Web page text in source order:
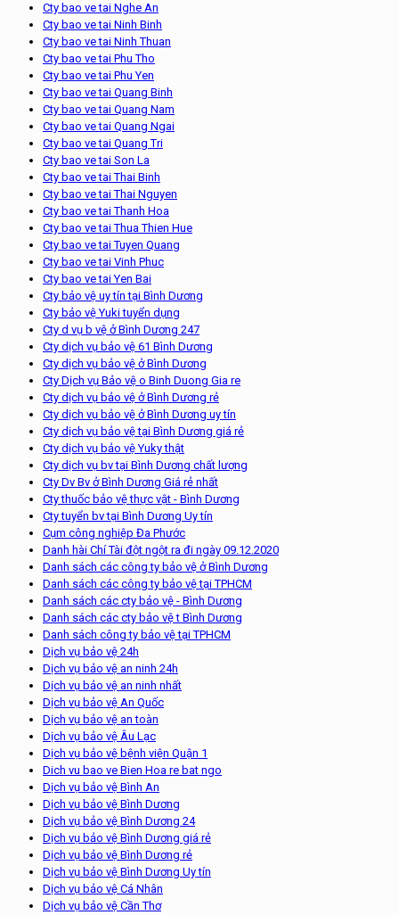
Cty bao ve tai Nghe An
Cty bao ve tai Ninh Binh
Cty bao ve tai Ninh Thuan
Cty bao ve tai Phu Tho
Cty bao ve tai Phu Yen
Cty bao ve tai Quang Binh
Cty bao ve tai Quang Nam
Cty bao ve tai Quang Ngai
Cty bao ve tai Quang Tri
Cty bao ve tai Son La
Cty bao ve tai Thai Binh
Cty bao ve tai Thai Nguyen
Cty bao ve tai Thanh Hoa
Cty bao ve tai Thua Thien Hue
Cty bao ve tai Tuyen Quang
Cty bao ve tai Vinh Phuc
Cty bao ve tai Yen Bai
Cty bảo vệ uy tín tại Bình Dương
Cty bảo vệ Yuki tuyển dụng
Cty d vụ b vệ ở Bình Dương 247
Cty dịch vụ bảo vệ 61 Bình Dương
Cty dịch vụ bảo vệ ở Bình Dương
Cty Dịch vụ Bảo vệ o Binh Duong Gia re
Cty dịch vụ bảo vệ ở Bình Dương rẻ
Cty dịch vụ bảo vệ ở Bình Dương uy tín
Cty dịch vụ bảo vệ tại Bình Dương giá rẻ
Cty dịch vụ bảo vệ Yuky thật
Cty dịch vụ bv tại Bình Dương chất lượng
Cty Dv Bv ở Bình Dương Giá rẻ nhất
Cty thuốc bảo vệ thực vật - Bình Dương
Cty tuyển bv tại Bình Dương Uy tín
Cụm công nghiệp Đa Phước
Danh hài Chí Tài đột ngột ra đi ngày 09.12.2020
Danh sách các công ty bảo vệ ở Bình Dương
Danh sách các công ty bảo vệ tại TPHCM
Danh sách các cty bảo vệ - Bình Dương
Danh sách các cty bảo vệ t Bình Dương
Danh sách công ty bảo vệ tại TPHCM
Dịch vụ bảo vệ 24h
Dịch vụ bảo vệ an ninh 24h
Dịch vụ bảo vệ an ninh nhất
Dịch vụ bảo vệ An Quốc
Dịch vụ bảo vệ an toàn
Dịch vụ bảo vệ Âu Lạc
Dịch vụ bảo vệ bệnh viện Quận 1
Dich vu bao ve Bien Hoa re bat ngo
Dịch vụ bảo vệ Bình An
Dịch vụ bảo vệ Bình Dương
Dịch vụ bảo vệ Bình Dương 24
Dịch vụ bảo vệ Bình Dương giá rẻ
Dịch vụ bảo vệ Bình Dương rẻ
Dịch vụ bảo vệ Bình Dương Uy tín
Dịch vụ bảo vệ Cá Nhân
Dịch vụ bảo vệ Cần Thơ